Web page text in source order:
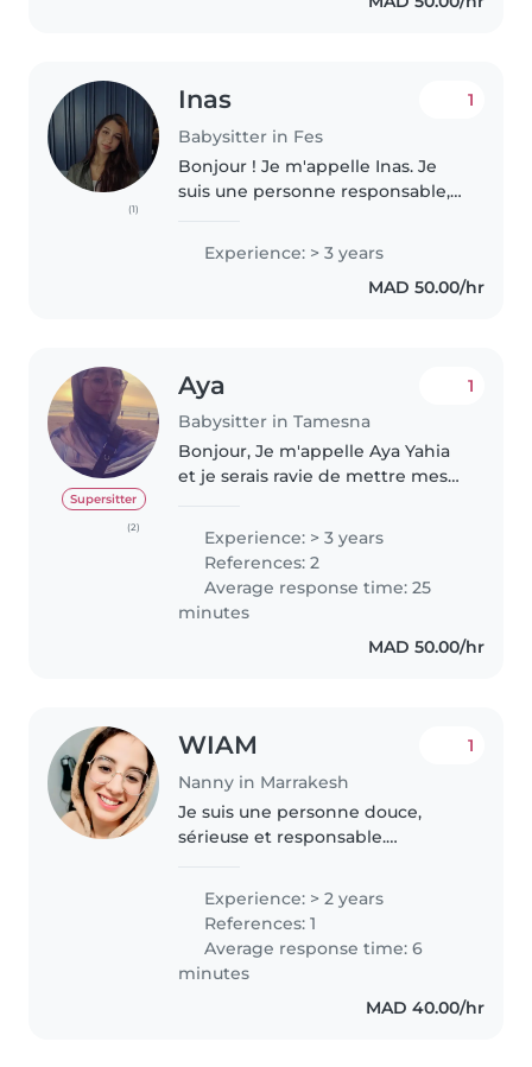
dynamique, engagée et sérieuse.
(1)
Inas
Babysitter in Fes
1
Bonjour ! Je m'appelle Inas. Je
suis une personne responsable,
enfants de ma famille depuis
plusieurs années, ce qui m'a..
Experience: > 3 years
MAD 50.00/hr
Supersitter
(2)
Aya
Babysitter in Tamesna
1
Bonjour, Je m'appelle Aya Yahia
et je serais ravie de mettre mes
famille pour la garde de votre
bébé. Plus qu'une simple baby-
Experience: > 3 years
References: 2
Average response time: 25
minutes
MAD 50.00/hr
WIAM
Nanny in Marrakesh
1
Je suis une personne douce,
sérieuse et responsable.
importance à la sécurité, au bien-
être et au respect des consignes
des parents. Je crée un
environnement calme..
Experience: > 2 years
References: 1
Average response time: 6
minutes
MAD 40.00/hr